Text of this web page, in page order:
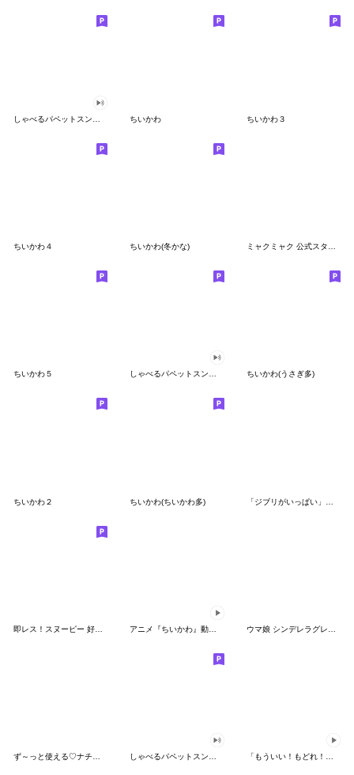
ちいかわ ちいかわ３
ちいかわ４ ちいかわ(冬かな)
ちいかわ５ しゃべるパペットスンスン（GOOD） ちいかわ(うさぎ多)
ちいかわ２ ちいかわ(ちいかわ多)
ず～っと使える♡ナチュラルガール しゃべるパペットスンスン（HAPPY） 「もういい！もどれ！ピカチュウ！」